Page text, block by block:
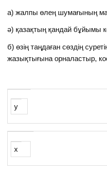
а) жалпы өлең шумағының
ә) қазақтың қандай бұйымы
б) өзің таңдаған сөздің
жазықтығына орналастыр,
у
х